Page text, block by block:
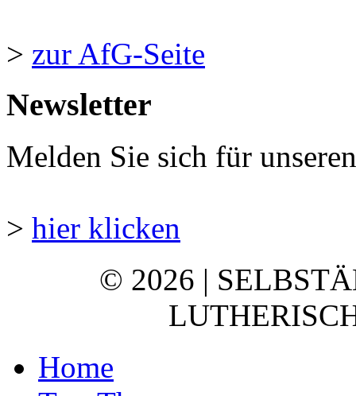
> zur AfG-Seite
Newsletter
Melden Sie sich für
> hier klicken
© 2026 |
Home